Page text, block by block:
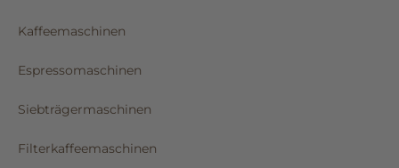
Kaffeemaschinen
Espressomaschinen
Siebträgermaschinen
Filterkaffeemaschinen